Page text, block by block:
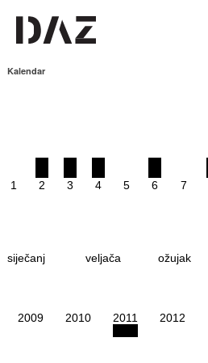
Kalendar
1 2 3 4 5 6 7
siječanj veljača ožujak
2009 2010 2011 2012